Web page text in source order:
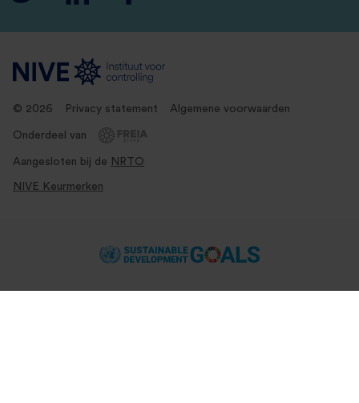
© 2026 Privacy statement Algemene voorwaarden
Onderdeel van
Aangesloten bij de NRTO
NIVE Keurmerken